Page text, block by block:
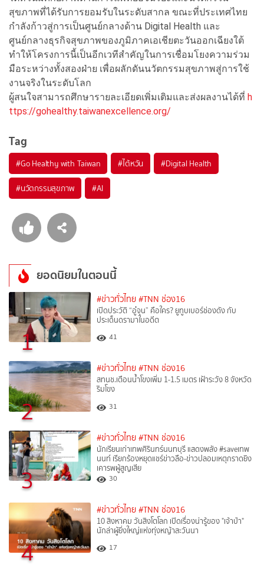
สุขภาพที่ได้รับการยอมรับในระดับสากล ขณะที่ประเทศไทย
กำลังก้าวสู่การเป็นศูนย์กลางด้าน Digital Health และ
ศูนย์กลางธุรกิจสุขภาพของภูมิภาคเอเชียตะวันออกเฉียงใต้
ทำให้โครงการนี้เป็นอีกเวทีสำคัญในการเชื่อมโยงความร่วม
มือระหว่างทั้งสองฝ่าย เพื่อผลักดันนวัตกรรมสุขภาพสู่การใช้
งานจริงในระดับโลก
ผู้สนใจสามารถศึกษารายละเอียดเพิ่มเติมและส่งผลงานได้ที่ h
ttps://gohealthy.taiwanexcellence.org/
Tag
#Go Healthy with Taiwan #ไต้หวัน #Digital Health
#นวัตกรรมสุขภาพ #AI
ยอดนิยมในตอนนี้
1
#ข่าวทั่วไทย #TNN ช่อง16
เปิดประวัติ “อู๋จุน” คือใคร? ยูทูบเบอร์ช่องดัง กับ
ประเด็นดรามาในอดีต
41
2
#ข่าวทั่วไทย #TNN ช่อง16
สทนช.เตือนน้ำโขงเพิ่ม 1-1.5 เมตร เฝ้าระวัง 8 จังหวัด
ริมโขง
31
3
#ข่าวทั่วไทย #TNN ช่อง16
นักเรียนเก่าเทพศิรินทร์นนทบุรี แสดงพลัง #saveเทพ
นนท์ เรียกร้องหยุดแชร์ข่าวลือ-ข่าวปลอมเหตุกราดยิง
เคารพผู้สูญเสีย
30
4
#ข่าวทั่วไทย #TNN ช่อง16
10 สิงหาคม วันสิงโตโลก เปิดเรื่องน่ารู้ของ "เจ้าป่า"
นักล่าผู้ยิ่งใหญ่แห่งทุ่งหญ้าสะวันนา
17